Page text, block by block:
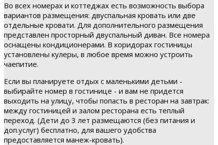
Во всех номерах и коттеджах есть возможность выбора
вариантов размещения: двуспальная кровать или две
отдельные кровати. Для дополнительного размещения
представлен просторный двуспальный диван. Все номера
оснащены кондиционерами. В коридорах гостиницы
установлены кулеры, в любое время можно устроить
чаепитие.
Если вы планируете отдых с маленькими детьми -
выбирайте номер в гостинице - и вам не придется
выходить на улицу, чтобы попасть в ресторан на завтрак:
между гостиницей и залом ресторана есть теплый
переход. (Дети до 3 лет размещаются (без питания и
доп.услуг) бесплатно, для вашего удобства
предоставляется манеж-кровать).